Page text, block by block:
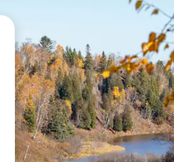
teclas de flecha hacia arriba y hacia abajo